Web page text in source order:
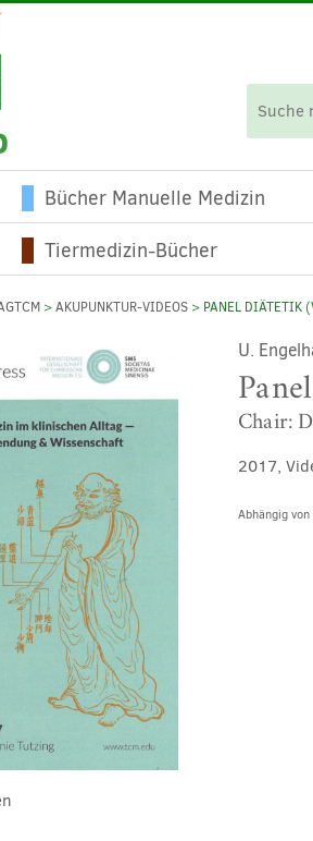
Bücher Manuelle Medizin
Tiermedizin-Bücher
>AKUPUNKTUR-VIDEOS > PANEL DIÄTETIK
U.
Chair:
2017,
Abhängig